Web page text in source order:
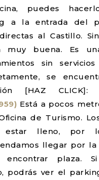
puedes
a la entrada del
al Castillo.
muy buena. Es
sin
se
[HAZ CLICK]:
Está a pocos
de Turismo.
estar lleno, por
llegar por la
encontrar plaza.
podrás ver el